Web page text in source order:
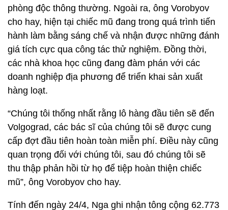
phòng độc thông thường. Ngoài ra, ông Vorobyov
cho hay, hiện tại chiếc mũ đang trong quá trình tiến
hành làm bằng sáng chế và nhận được những đánh
giá tích cực qua công tác thử nghiệm. Đồng thời,
các nhà khoa học cũng đang đàm phán với các
doanh nghiệp địa phương để triển khai sản xuất
hàng loạt.
“Chúng tôi thống nhất rằng lô hàng đầu tiên sẽ đến
Volgograd, các bác sĩ của chúng tôi sẽ được cung
cấp đợt đầu tiên hoàn toàn miễn phí. Điều này cũng
quan trọng đối với chúng tôi, sau đó chúng tôi sẽ
thu thập phản hồi từ họ để tiệp hoàn thiện chiếc
mũ”, ông Vorobyov cho hay.
Tính đến ngày 24/4, Nga ghi nhận tông cộng 62.773